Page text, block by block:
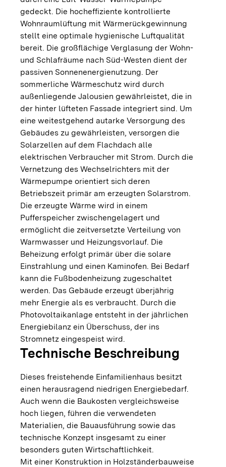
gedeckt. Die hocheffiziente kontrollierte
Wohnraumlüftung mit Wärmerückgewinnung
stellt eine optimale hygienische Luftqualität
bereit. Die großflächige Verglasung der Wohn-
und Schlafräume nach Süd-Westen dient der
passiven Sonnenenergienutzung. Der
sommerliche Wärmeschutz wird durch
außenliegende Jalousien gewährleistet, die in
der hinter lüfteten Fassade integriert sind. Um
eine weitestgehend autarke Versorgung des
Gebäudes zu gewährleisten, versorgen die
Solarzellen auf dem Flachdach alle
elektrischen Verbraucher mit Strom. Durch die
Vernetzung des Wechselrichters mit der
Wärmepumpe orientiert sich deren
Betriebszeit primär am erzeugten Solarstrom.
Die erzeugte Wärme wird in einem
Pufferspeicher zwischengelagert und
ermöglicht die zeitversetzte Verteilung von
Warmwasser und Heizungsvorlauf. Die
Beheizung erfolgt primär über die solare
Einstrahlung und einen Kaminofen. Bei Bedarf
kann die Fußbodenheizung zugeschaltet
werden. Das Gebäude erzeugt überjährig
mehr Energie als es verbraucht. Durch die
Photovoltaikanlage entsteht in der jährlichen
Energiebilanz ein Überschuss, der ins
Stromnetz eingespeist wird.
Technische Beschreibung
Dieses freistehende Einfamilienhaus besitzt
einen herausragend niedrigen Energiebedarf.
Auch wenn die Baukosten vergleichsweise
hoch liegen, führen die verwendeten
Materialien, die Bauausführung sowie das
technische Konzept insgesamt zu einer
besonders guten Wirtschaftlichkeit.
Mit einer Konstruktion in Holzständerbauweise